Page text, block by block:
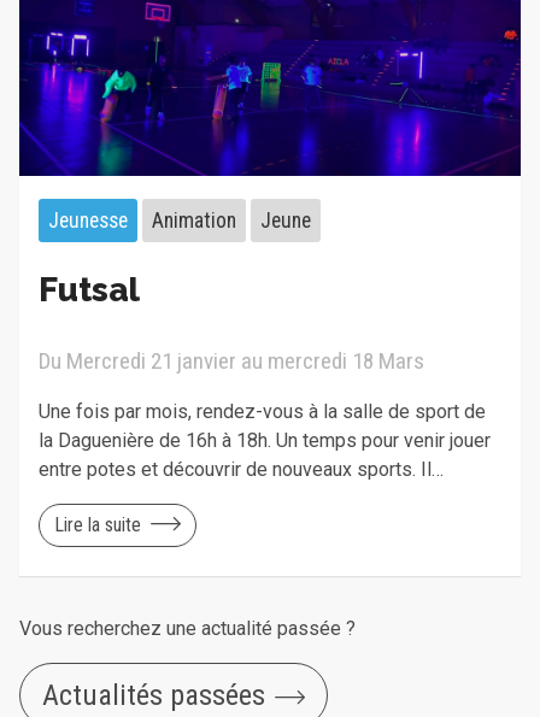
Jeunesse Animation Jeune
Futsal
Du Mercredi 21 janvier au mercredi 18 Mars
Une fois par mois, rendez-vous à la salle de sport de
la Daguenière de 16h à 18h. Un temps pour venir jouer
entre potes et découvrir de nouveaux sports. Il…
Lire la suite
Vous recherchez une actualité passée ?
Actualités passées